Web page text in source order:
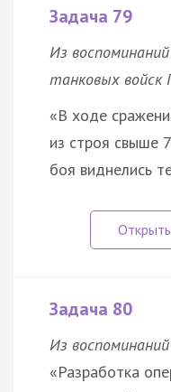
Задача 79
Из
танковых
«В ходе
из строя свыше
боя виднелись
Задача 80
Из
«Разработка